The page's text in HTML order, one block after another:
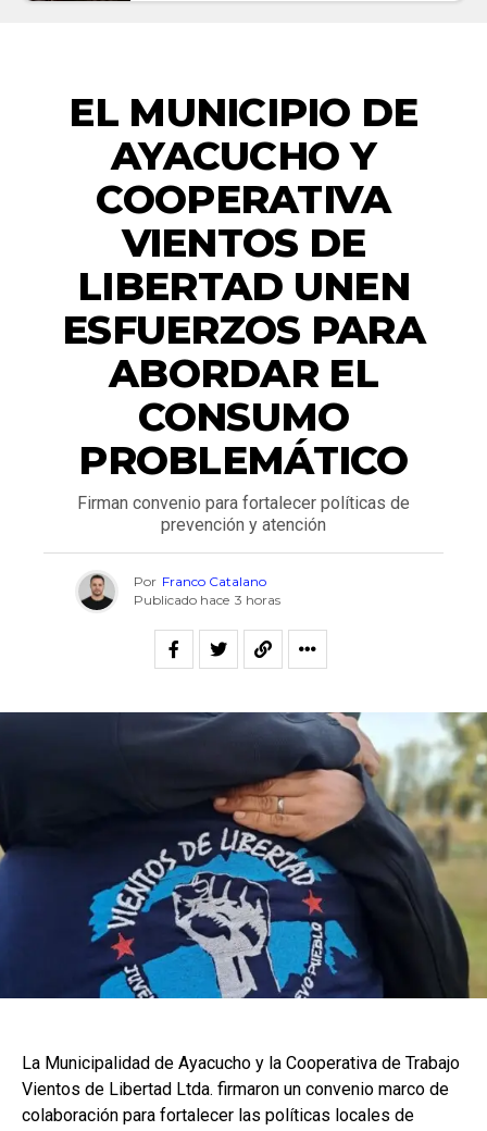
EL MUNICIPIO DE
AYACUCHO Y
COOPERATIVA
VIENTOS DE
LIBERTAD UNEN
ESFUERZOS PARA
ABORDAR EL
CONSUMO
PROBLEMÁTICO
Firman convenio para fortalecer políticas de
prevención y atención
Por Franco Catalano
Publicado hace 3 horas
La Municipalidad de Ayacucho y la Cooperativa de Trabajo
Vientos de Libertad Ltda. firmaron un convenio marco de
colaboración para fortalecer las políticas locales de